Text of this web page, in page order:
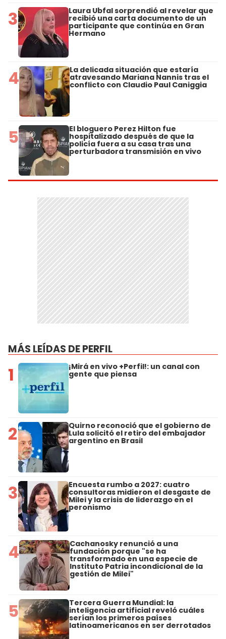
3 Laura Ubfal sorprendió al revelar que
recibió una carta documento de un
participante que continúa en Gran
Hermano
4 La delicada situación que estaría
atravesando Mariana Nannis tras el
conflicto con Claudio Paul Caniggia
5 El bloguero Perez Hilton fue
hospitalizado después de que la
policía fuera a su casa tras una
perturbadora transmisión en vivo
MÁS LEÍDAS DE PERFIL
1 ¡Mirá en vivo +Perfil!: un canal con
gente que piensa
2 Quirno reconoció que el gobierno de
Lula solicitó el retiro del embajador
argentino en Brasil
3 Encuesta rumbo a 2027: cuatro
consultoras midieron el desgaste de
Milei y la crisis de liderazgo en el
peronismo
4 Cachanosky renunció a una
fundación porque "se ha
transformado en una especie de
Instituto Patria incondicional de la
gestión de Milei"
5 Tercera Guerra Mundial: la
inteligencia artificial reveló cuáles
serían los primeros países
latinoamericanos en ser derrotados